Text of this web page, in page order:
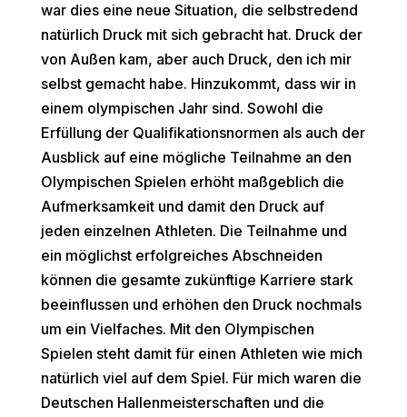
war dies eine neue Situation, die selbstredend
natürlich Druck mit sich gebracht hat. Druck der
von Außen kam, aber auch Druck, den ich mir
selbst gemacht habe. Hinzukommt, dass wir in
einem olympischen Jahr sind. Sowohl die
Erfüllung der Qualifikationsnormen als auch der
Ausblick auf eine mögliche Teilnahme an den
Olympischen Spielen erhöht maßgeblich die
Aufmerksamkeit und damit den Druck auf
jeden einzelnen Athleten. Die Teilnahme und
ein möglichst erfolgreiches Abschneiden
können die gesamte zukünftige Karriere stark
beeinflussen und erhöhen den Druck nochmals
um ein Vielfaches. Mit den Olympischen
Spielen steht damit für einen Athleten wie mich
natürlich viel auf dem Spiel. Für mich waren die
Deutschen Hallenmeisterschaften und die